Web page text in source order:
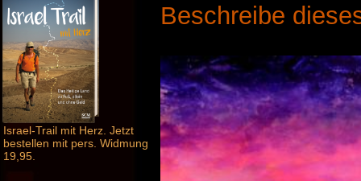
Israel-Trail mit Herz. Jetzt
bestellen mit pers. Widmung
19,95.
Beschreibe